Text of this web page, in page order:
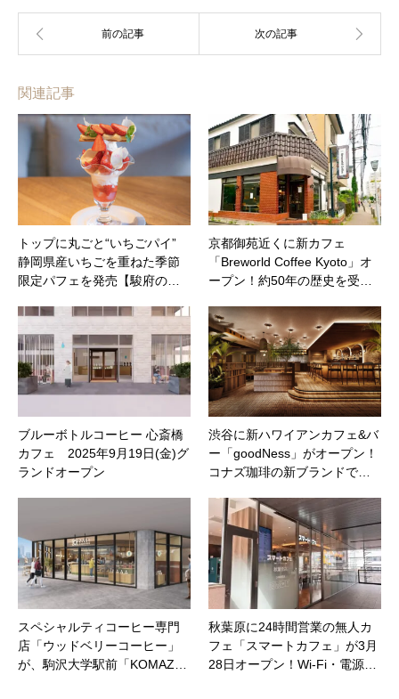
関連記事
トップに丸ごと“いちごパイ”
静岡県産いちごを重ねた季節
限定パフェを発売【駿府の…
京都御苑近くに新カフェ
「Breworld Coffee Kyoto」オ
ープン！約50年の歴史を受…
ブルーボトルコーヒー 心斎橋
カフェ 2025年9月19日(金)グ
ランドオープン
渋谷に新ハワイアンカフェ&バ
ー「goodNess」がオープン！
コナズ珈琲の新ブランドで…
スペシャルティコーヒー専門
店「ウッドベリーコーヒー」
が、駒沢大学駅前「KOMAZ…
秋葉原に24時間営業の無人カ
フェ「スマートカフェ」が3月
28日オープン！Wi-Fi・電源…